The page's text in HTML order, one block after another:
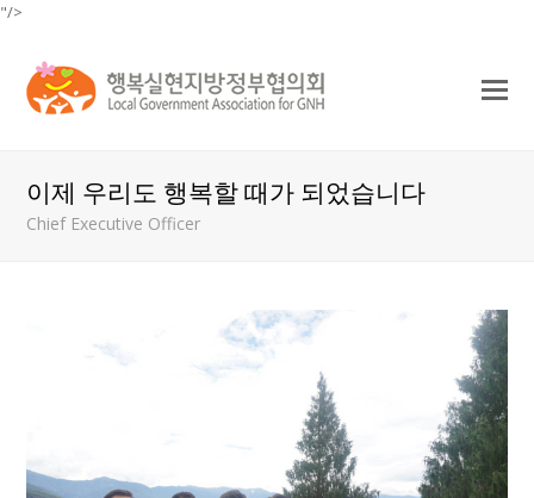
"/>
이제 우리도 행복할 때가 되었습니다
Chief Executive Officer